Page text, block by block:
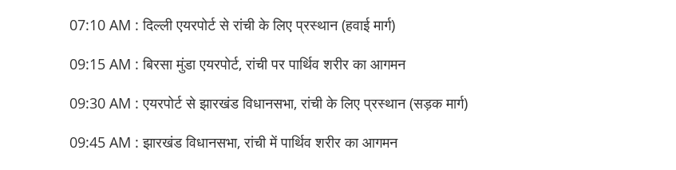
07:10 AM : दिल्ली एयरपोर्ट से रांची के लिए प्रस्थान (हवाई मार्ग)
09:15 AM : बिरसा मुंडा एयरपोर्ट, रांची पर पार्थिव शरीर का आगमन
09:30 AM : एयरपोर्ट से झारखंड विधानसभा, रांची के लिए प्रस्थान (सड़क मार्ग)
09:45 AM : झारखंड विधानसभा, रांची में पार्थिव शरीर का आगमन